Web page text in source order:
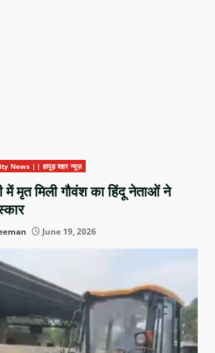
News || हापुड़ शहर न्यूज़
में मृत मिली गौवंश का हिंदू नेताओं ने
June 19, 2026